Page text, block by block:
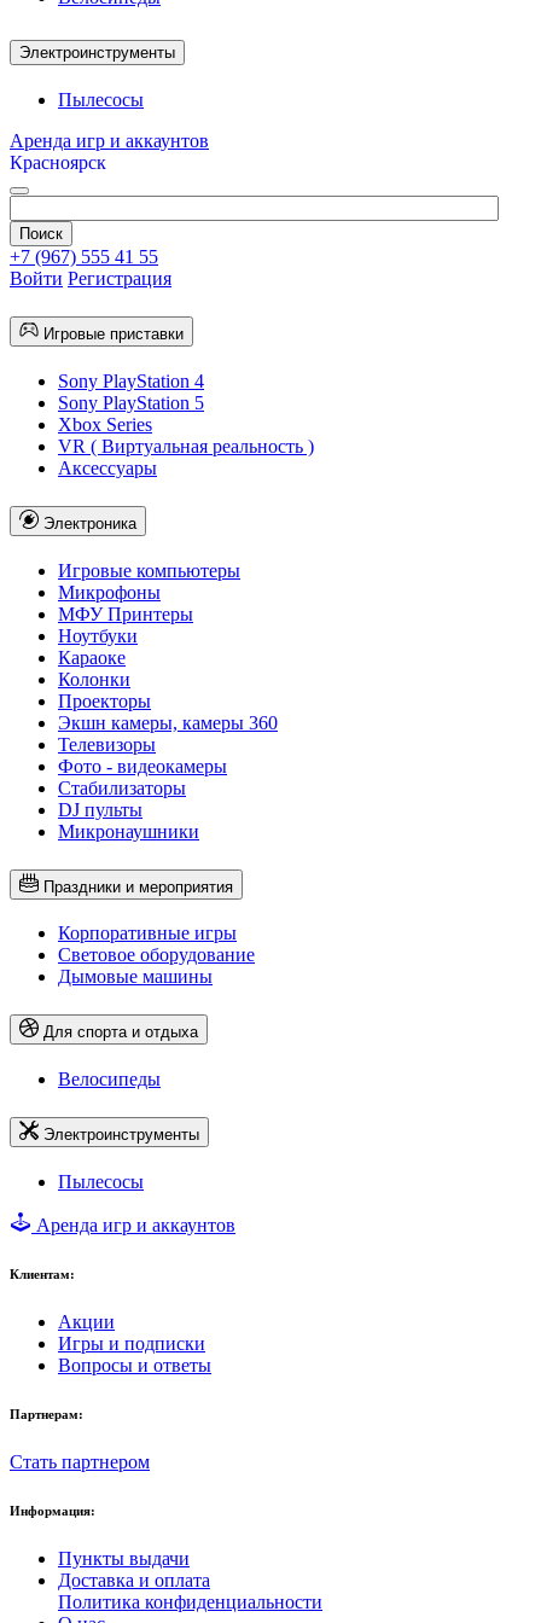
Электроинструменты
Пылесосы
Аренда игр и аккаунтов
Красноярск
+7 (967) 555 41 55
Войти Регистрация
Игровые приставки
Sony PlayStation 4
Sony PlayStation 5
Xbox Series
VR ( Виртуальная реальность )
Аксессуары
Электроника
Игровые компьютеры
Микрофоны
МФУ Принтеры
Ноутбуки
Караоке
Колонки
Проекторы
Экшн камеры, камеры 360
Телевизоры
Фото - видеокамеры
Стабилизаторы
DJ пульты
Микронаушники
Праздники и мероприятия
Корпоративные игры
Световое оборудование
Дымовые машины
Для спорта и отдыха
Велосипеды
Электроинструменты
Пылесосы
Аренда игр и аккаунтов
Клиентам:
Акции
Игры и подписки
Вопросы и ответы
Партнерам:
Стать партнером
Информация:
Пункты выдачи
Доставка и оплата
Политика конфиденциальности